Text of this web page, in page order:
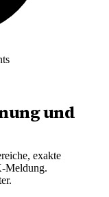
und
exakte
Meldung.